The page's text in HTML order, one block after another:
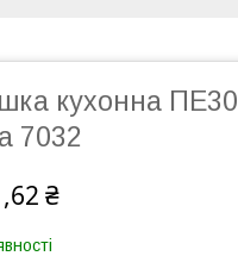
кухонна
7032
₴